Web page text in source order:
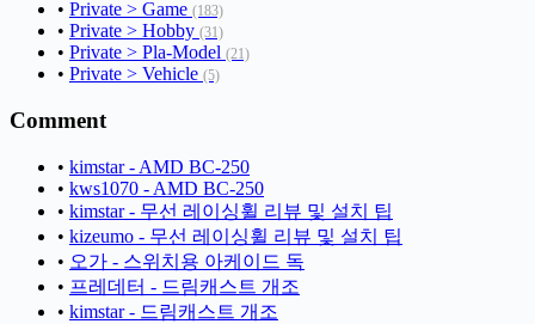
• Private > Game (183)
• Private > Hobby (31)
• Private > Pla-Model (21)
• Private > Vehicle (5)
Comment
• kimstar - AMD BC-250
• kws1070 - AMD BC-250
• kimstar - 무선 레이싱휠 리뷰 및 설치 팁
• kizeumo - 무선 레이싱휠 리뷰 및 설치 팁
• 오가 - 스위치용 아케이드 독
• 프레데터 - 드림캐스트 개조
• kimstar - 드림캐스트 개조